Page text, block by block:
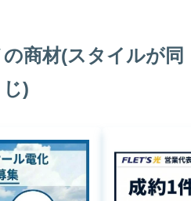
商材(スタイルが同
じ)